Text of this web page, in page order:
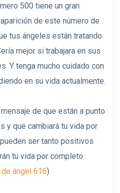
500 tiene un gran
de este número de
tus ángeles están tratando
mejor si trabajara en sus
Y tenga mucho cuidado con
en su vida actualmente.
de que están a punto
y que cambiará tu vida por
ser tanto positivos
tu vida por completo.
ángel 616)